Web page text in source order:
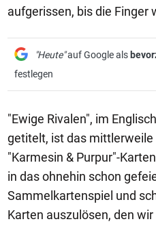
aufgerissen, bis die Finger
"Heute"auf Google als
festlegen
"Ewige Rivalen", im
getitelt, ist das
"Karmesin & Purpur"-
in das ohnehin schon
Sammelkartenspiel und
Karten auszulösen, den